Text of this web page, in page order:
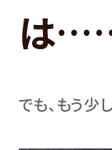
は
でも､もう少